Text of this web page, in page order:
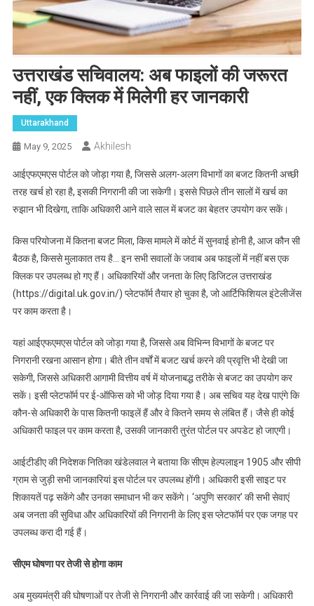
उत्तराखंड सचिवालय: अब फाइलों की जरूरत
नहीं, एक क्लिक में मिलेगी हर जानकारी
Uttarakhand
May 9, 2025 Akhilesh
आईएफएमएस पोर्टल को जोड़ा गया है, जिससे अलग-अलग विभागों का बजट कितनी अच्छी
तरह खर्च हो रहा है, इसकी निगरानी की जा सकेगी। इससे पिछले तीन सालों में खर्च का
रुझान भी दिखेगा, ताकि अधिकारी आने वाले साल में बजट का बेहतर उपयोग कर सकें।
किस परियोजना में कितना बजट मिला, किस मामले में कोर्ट में सुनवाई होनी है, आज कौन सी
बैठक है, किससे मुलाकात तय है… इन सभी सवालों के जवाब अब फाइलों में नहीं बस एक
क्लिक पर उपलब्ध हो गए हैं। अधिकारियों और जनता के लिए डिजिटल उत्तराखंड
(https://digital.uk.gov.in/) प्लेटफॉर्म तैयार हो चुका है, जो आर्टिफिशियल इंटेलीजेंस
पर काम करता है।
यहां आईएफएमएस पोर्टल को जोड़ा गया है, जिससे अब विभिन्न विभागों के बजट पर
निगरानी रखना आसान होगा। बीते तीन वर्षों में बजट खर्च करने की प्रवृत्ति भी देखी जा
सकेगी, जिससे अधिकारी आगामी वित्तीय वर्ष में योजनाबद्ध तरीके से बजट का उपयोग कर
सकें। इसी प्लेटफॉर्म पर ई-ऑफिस को भी जोड़ दिया गया है। अब सचिव यह देख पाएंगे कि
कौन-से अधिकारी के पास कितनी फाइलें हैं और वे कितने समय से लंबित हैं। जैसे ही कोई
अधिकारी फाइल पर काम करता है, उसकी जानकारी तुरंत पोर्टल पर अपडेट हो जाएगी।
आईटीडीए की निदेशक नितिका खंडेलवाल ने बताया कि सीएम हेल्पलाइन 1905 और सीपी
ग्राम से जुड़ी सभी जानकारियां इस पोर्टल पर उपलब्ध होंगी। अधिकारी इसी साइट पर
शिकायतें पढ़ सकेंगे और उनका समाधान भी कर सकेंगे। ‘अपुणि सरकार’ की सभी सेवाएं
अब जनता की सुविधा और अधिकारियों की निगरानी के लिए इस प्लेटफॉर्म पर एक जगह पर
उपलब्ध करा दी गई हैं।
सीएम घोषणा पर तेजी से होगा काम
अब मुख्यमंत्री की घोषणाओं पर तेजी से निगरानी और कार्रवाई की जा सकेगी। अधिकारी